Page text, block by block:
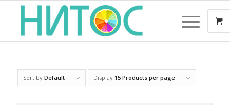
Sort by Default Display 15 Products per page